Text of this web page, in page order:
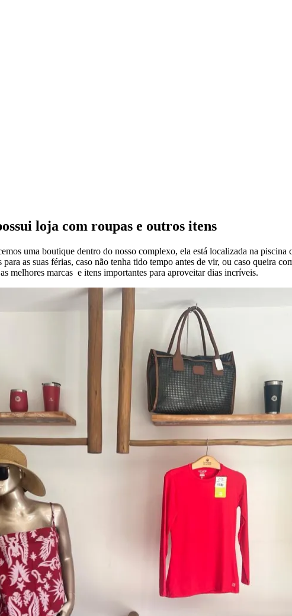
loja com roupas e outros itens
uma boutique dentro do nosso complexo, ela está localizada na
as suas férias, caso não tenha tido tempo antes de vir, ou caso queira
melhores marcas e itens importantes para aproveitar dias incríveis.